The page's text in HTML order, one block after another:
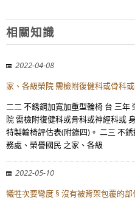
相關知識
2022-04-08
家、各級榮院 需檢附復健科或骨科
二二 不銹鋼加寬加重型輪椅 台 三年
院 需檢附復健科或骨科或神經科或
特製輪椅評估表(附錄四)。 二三 不
務處、榮譽國民 之家、各級
2022-05-10
犧牲次要彎度 § 沒有被背架包覆的